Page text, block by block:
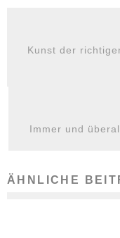
Kunst der
Immer und
ÄHNLICHE